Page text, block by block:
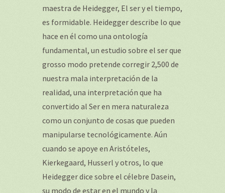
maestra de Heidegger, El ser y el tiempo,
es formidable. Heidegger describe lo que
hace en él como una ontología
fundamental, un estudio sobre el ser que
grosso modo pretende corregir 2,500 de
nuestra mala interpretación de la
realidad, una interpretación que ha
convertido al Ser en mera naturaleza
como un conjunto de cosas que pueden
manipularse tecnológicamente. Aún
cuando se apoye en Aristóteles,
Kierkegaard, Husserl y otros, lo que
Heidegger dice sobre el célebre Dasein,
su modo de estar en el mundo y la